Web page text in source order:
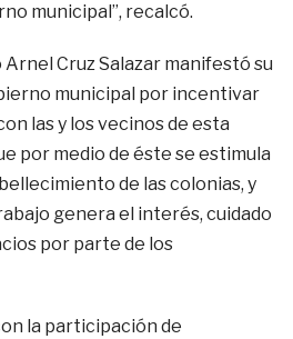
municipal”, recalcó.
Cruz Salazar manifestó su
municipal por incentivar
las y los vecinos de esta
por medio de éste se estimula
de las colonias, y
genera el interés, cuidado
por parte de los
la participación de